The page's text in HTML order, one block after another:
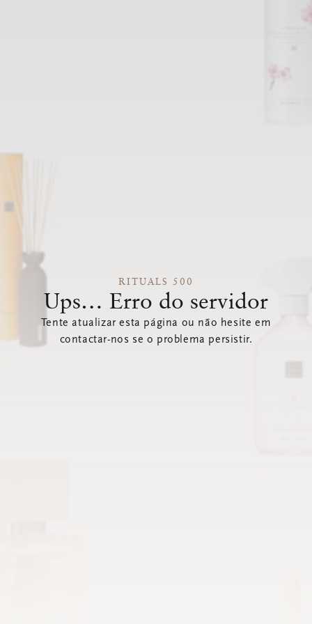
RITUALS 500
Ups… Erro do servidor
Tente atualizar esta página ou não hesite em
contactar-nos se o problema persistir.